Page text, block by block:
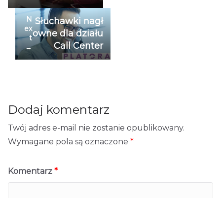
N
ex
t
→
Słuchawki nagł
owne dla działu
Call Center
Dodaj komentarz
Twój adres e-mail nie zostanie opublikowany.
Wymagane pola są oznaczone *
Komentarz *